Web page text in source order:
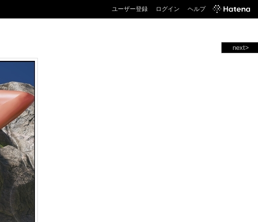
ユーザー登録 ログイン ヘルプ
next>